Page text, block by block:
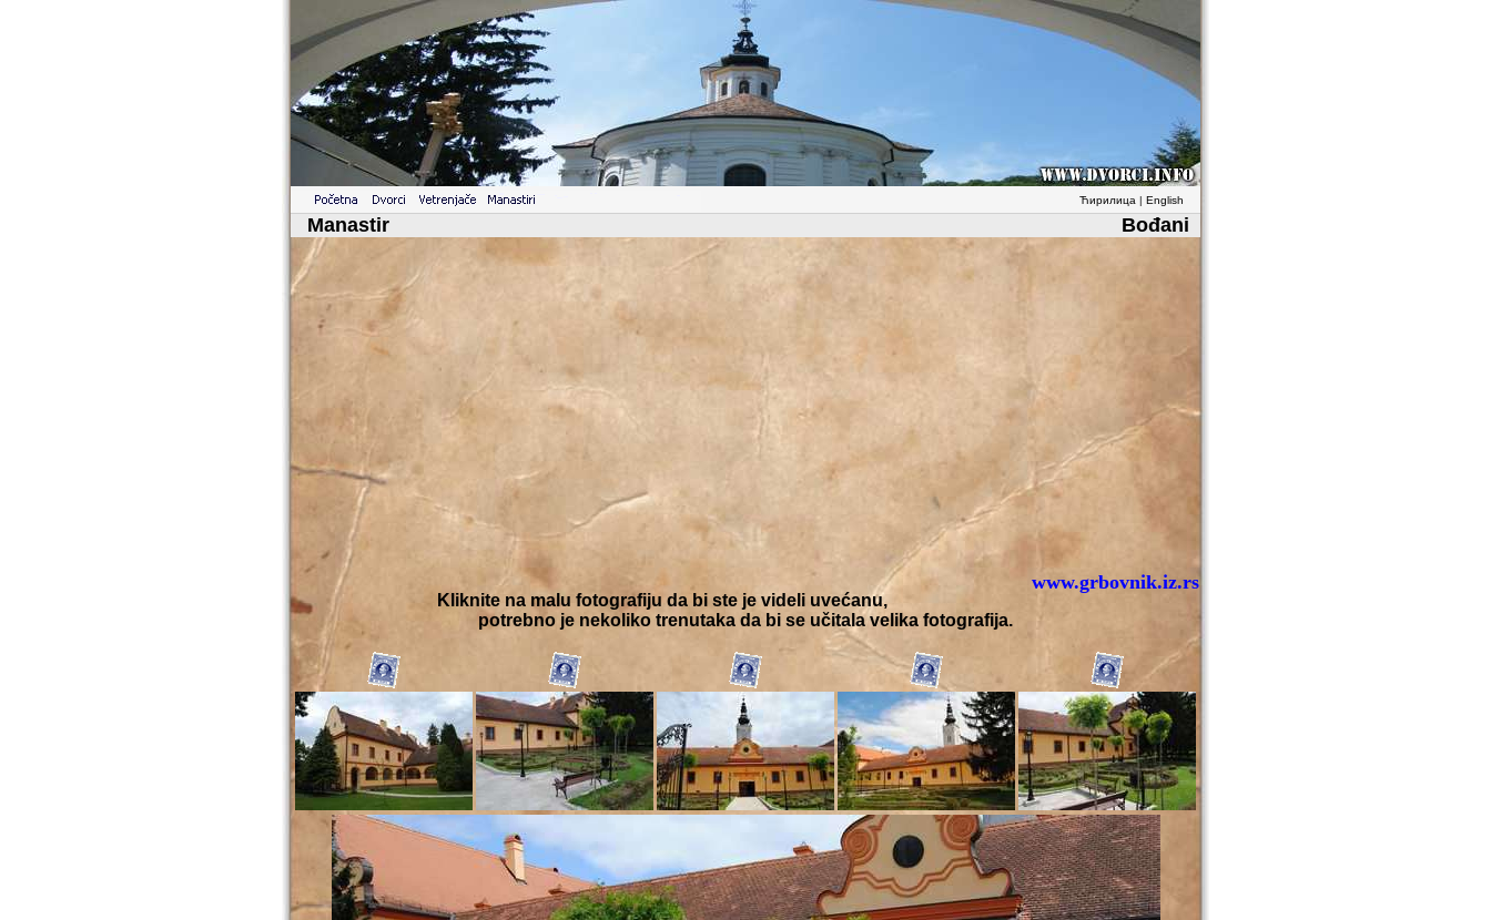
Ћирилица | English
Manastir Bođani
www.grbovnik.iz.rs
Kliknite na malu fotografiju da bi ste je videli uvećanu,
potrebno je nekoliko trenutaka da bi se učitala velika fotografija.